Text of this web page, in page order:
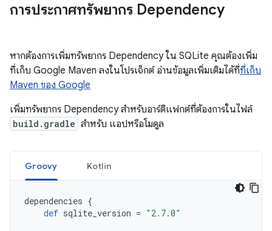
การประกาศทรัพยากร Dependency
หากต้องการเพิ่มทรัพยากร Dependency ใน SQLite คุณต้องเพิ่ม
ที่เก็บ Google Maven ลงในโปรเจ็กต์ อ่านข้อมูลเพิ่มเติมได้ที่ที่เก็บ
Maven ของ Google
เพิ่มทรัพยากร Dependency สำหรับอาร์ติแฟกต์ที่ต้องการในไฟล์
build.gradle สำหรับ แอปหรือโมดูล
Groovy Kotlin
dependencies {
def sqlite_version = "2.7.0"